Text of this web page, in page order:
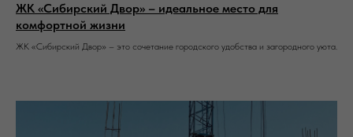
ЖК «Сибирский Двор» – идеальное место для
комфортной жизни
ЖК «Сибирский Двор» – это сочетание городского удобства и загородного уюта.